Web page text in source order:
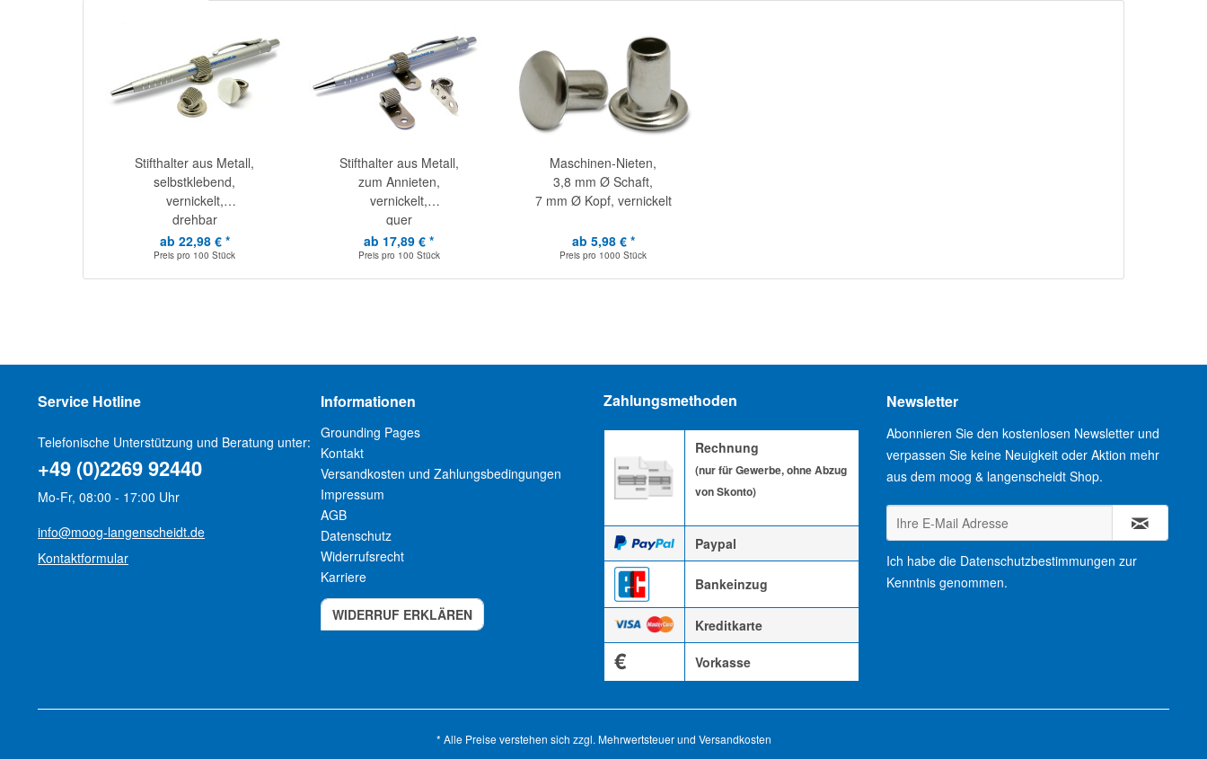
Stifthalter aus Metall,
selbstklebend,
vernickelt,
drehbar
ab 22,98 € *
Preis pro 100 Stück
Stifthalter aus Metall,
zum Annieten,
vernickelt,
quer
ab 17,89 € *
Preis pro 100 Stück
Maschinen-Nieten,
3,8 mm Ø Schaft,
7 mm Ø Kopf, vernickelt
ab 5,98 € *
Preis pro 1000 Stück
Service Hotline
Telefonische Unterstützung und Beratung unter:
+49 (0)2269 92440
Mo-Fr, 08:00 - 17:00 Uhr
info@moog-langenscheidt.de
Kontaktformular
Informationen
Grounding Pages
Kontakt
Versandkosten und Zahlungsbedingungen
Impressum
AGB
Datenschutz
Widerrufsrecht
Karriere
WIDERRUF ERKLÄREN
Zahlungsmethoden
Rechnung
(nur für Gewerbe, ohne Abzug
von Skonto)
Paypal
Bankeinzug
Kreditkarte
€ Vorkasse
Newsletter
Abonnieren Sie den kostenlosen Newsletter und
verpassen Sie keine Neuigkeit oder Aktion mehr
aus dem moog & langenscheidt Shop.
Ich habe die Datenschutzbestimmungen zur
Kenntnis genommen.
* Alle Preise verstehen sich zzgl. Mehrwertsteuer und Versandkosten